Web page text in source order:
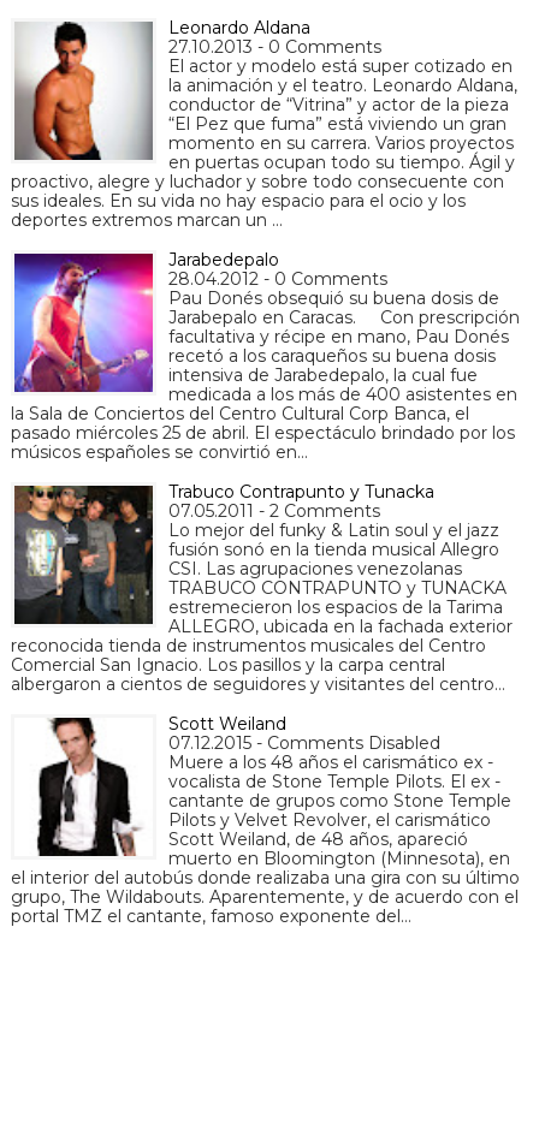
Leonardo Aldana
27.10.2013 - 0 Comments
El actor y modelo está super cotizado en
la animación y el teatro. Leonardo Aldana,
conductor de “Vitrina” y actor de la pieza
“El Pez que fuma” está viviendo un gran
momento en su carrera. Varios proyectos
en puertas ocupan todo su tiempo. Ágil y
proactivo, alegre y luchador y sobre todo consecuente con
sus ideales. En su vida no hay espacio para el ocio y los
deportes extremos marcan un …
Jarabedepalo
28.04.2012 - 0 Comments
Pau Donés obsequió su buena dosis de
Jarabepalo en Caracas. Con prescripción
facultativa y récipe en mano, Pau Donés
recetó a los caraqueños su buena dosis
intensiva de Jarabedepalo, la cual fue
medicada a los más de 400 asistentes en
la Sala de Conciertos del Centro Cultural Corp Banca, el
pasado miércoles 25 de abril. El espectáculo brindado por los
músicos españoles se convirtió en…
Trabuco Contrapunto y Tunacka
07.05.2011 - 2 Comments
Lo mejor del funky & Latin soul y el jazz
fusión sonó en la tienda musical Allegro
CSI. Las agrupaciones venezolanas
TRABUCO CONTRAPUNTO y TUNACKA
estremecieron los espacios de la Tarima
ALLEGRO, ubicada en la fachada exterior
reconocida tienda de instrumentos musicales del Centro
Comercial San Ignacio. Los pasillos y la carpa central
albergaron a cientos de seguidores y visitantes del centro…
Scott Weiland
07.12.2015 - Comments Disabled
Muere a los 48 años el carismático ex -
vocalista de Stone Temple Pilots. El ex -
cantante de grupos como Stone Temple
Pilots y Velvet Revolver, el carismático
Scott Weiland, de 48 años, apareció
muerto en Bloomington (Minnesota), en
el interior del autobús donde realizaba una gira con su último
grupo, The Wildabouts. Aparentemente, y de acuerdo con el
portal TMZ el cantante, famoso exponente del…